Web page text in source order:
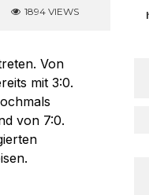
1894 VIEWS
Von
mit 3:0.
von 7:0.